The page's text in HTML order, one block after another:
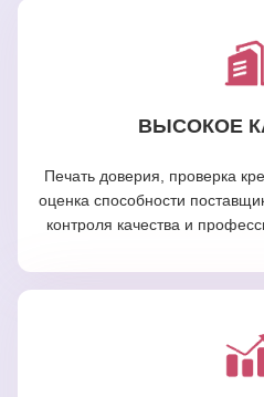
ВЫСОКОЕ
Печать доверия, проверка
оценка способности
контроля качества и